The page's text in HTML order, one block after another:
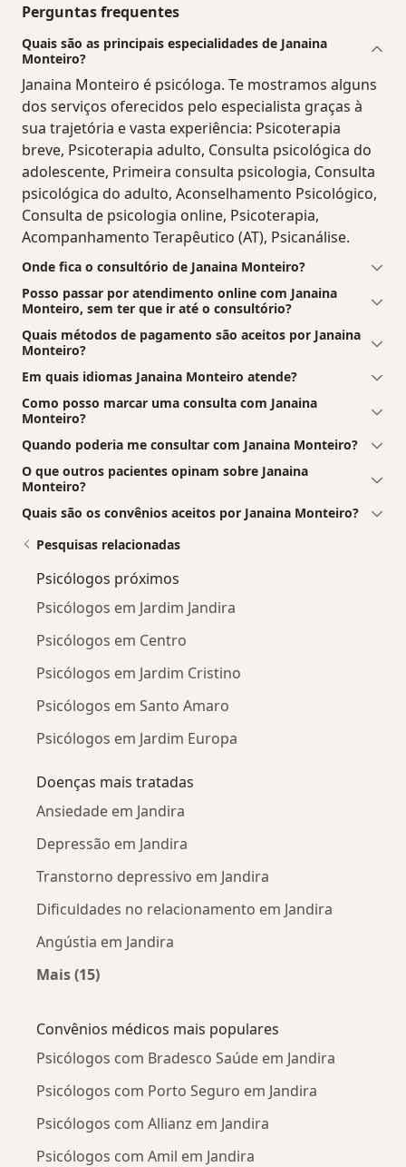
Perguntas frequentes
Quais são as principais especialidades de Janaina
Monteiro?
Janaina Monteiro é psicóloga. Te mostramos alguns
dos serviços oferecidos pelo especialista graças à
sua trajetória e vasta experiência: Psicoterapia
breve, Psicoterapia adulto, Consulta psicológica do
adolescente, Primeira consulta psicologia, Consulta
psicológica do adulto, Aconselhamento Psicológico,
Consulta de psicologia online, Psicoterapia,
Acompanhamento Terapêutico (AT), Psicanálise.
Onde fica o consultório de Janaina Monteiro?
Posso passar por atendimento online com Janaina
Monteiro, sem ter que ir até o consultório?
Quais métodos de pagamento são aceitos por Janaina
Monteiro?
Em quais idiomas Janaina Monteiro atende?
Como posso marcar uma consulta com Janaina
Monteiro?
Quando poderia me consultar com Janaina Monteiro?
O que outros pacientes opinam sobre Janaina
Monteiro?
Quais são os convênios aceitos por Janaina Monteiro?
Pesquisas relacionadas
Psicólogos próximos
Psicólogos em Jardim Jandira
Psicólogos em Centro
Psicólogos em Jardim Cristino
Psicólogos em Santo Amaro
Psicólogos em Jardim Europa
Doenças mais tratadas
Ansiedade em Jandira
Depressão em Jandira
Transtorno depressivo em Jandira
Dificuldades no relacionamento em Jandira
Angústia em Jandira
Mais (15)
Convênios médicos mais populares
Psicólogos com Bradesco Saúde em Jandira
Psicólogos com Porto Seguro em Jandira
Psicólogos com Allianz em Jandira
Psicólogos com Amil em Jandira